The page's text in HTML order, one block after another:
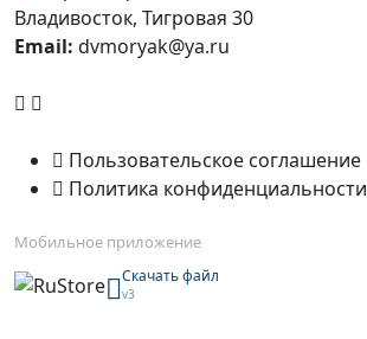
Владивосток, Тигровая 30
Email: dvmoryak@ya.ru
Пользовательское соглашение
Политика конфиденциальности
Мобильное приложение
Скачать файл
v3